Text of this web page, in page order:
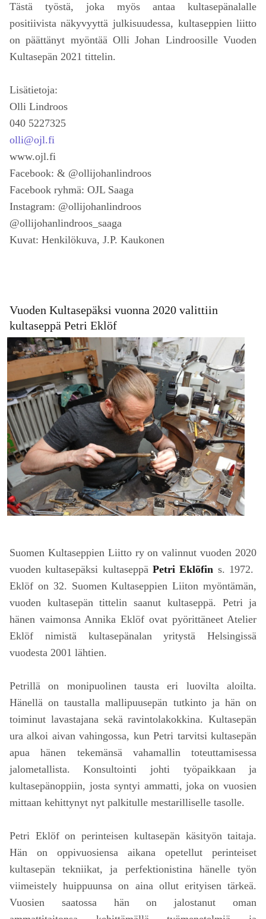
Tästä työstä, joka myös antaa kultasepänalalle
positiivista näkyvyyttä julkisuudessa, kultaseppien liitto
on päättänyt myöntää Olli Johan Lindroosille Vuoden
Kultasepän 2021 tittelin.
Lisätietoja:
Olli Lindroos
040 5227325
olli@ojl.fi
www.ojl.fi
Facebook: & @ollijohanlindroos
Facebook ryhmä: OJL Saaga
Instagram: @ollijohanlindroos
@ollijohanlindroos_saaga
Kuvat: Henkilökuva, J.P. Kaukonen
Vuoden Kultasepäksi vuonna 2020 valittiin
kultaseppä Petri Eklöf
Suomen Kultaseppien Liitto ry on valinnut vuoden 2020
vuoden kultasepäksi kultaseppä Petri Eklöfin s. 1972.
Eklöf on 32. Suomen Kultaseppien Liiton myöntämän,
vuoden kultasepän tittelin saanut kultaseppä. Petri ja
hänen vaimonsa Annika Eklöf ovat pyörittäneet Atelier
Eklöf nimistä kultasepänalan yritystä Helsingissä
vuodesta 2001 lähtien.
Petrillä on monipuolinen tausta eri luovilta aloilta.
Hänellä on taustalla mallipuusepän tutkinto ja hän on
toiminut lavastajana sekä ravintolakokkina. Kultasepän
ura alkoi aivan vahingossa, kun Petri tarvitsi kultasepän
apua hänen tekemänsä vahamallin toteuttamisessa
jalometallista. Konsultointi johti työpaikkaan ja
kultasepänoppiin, josta syntyi ammatti, joka on vuosien
mittaan kehittynyt nyt palkitulle mestarilliselle tasolle.
Petri Eklöf on perinteisen kultasepän käsityön taitaja.
Hän on oppivuosiensa aikana opetellut perinteiset
kultasepän tekniikat, ja perfektionistina hänelle työn
viimeistely huippuunsa on aina ollut erityisen tärkeä.
Vuosien saatossa hän on jalostanut oman